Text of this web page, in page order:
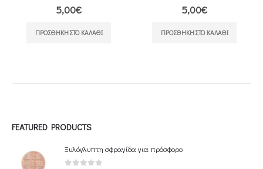
ΠΡΟΣΘΉΚΗ ΣΤΟ ΚΑΛΆΘΙ ΠΡΟΣΘΉΚΗ ΣΤΟ
FEATURED PRODUCTS
Ξυλόγλυπτη σφραγίδα για πρόσφορο